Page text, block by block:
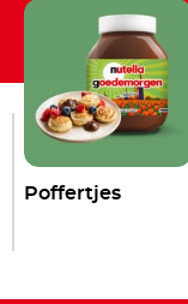
Poffertjes